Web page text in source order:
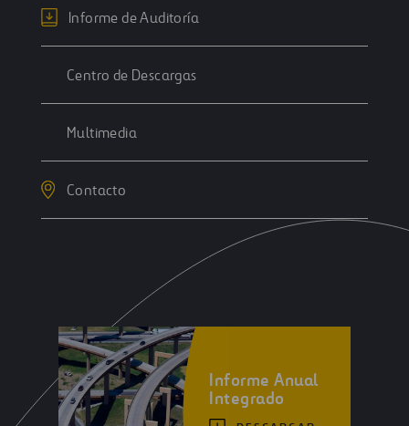
Informe de Auditoría
Centro de Descargas
Multimedia
Contacto
Informe Anual
Integrado